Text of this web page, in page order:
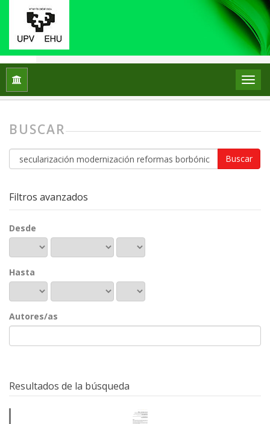
Inicio
BUSCAR
Buscar
artículos
Filtros avanzados
Desde
Hasta
Autores/as
Resultados de la búsqueda